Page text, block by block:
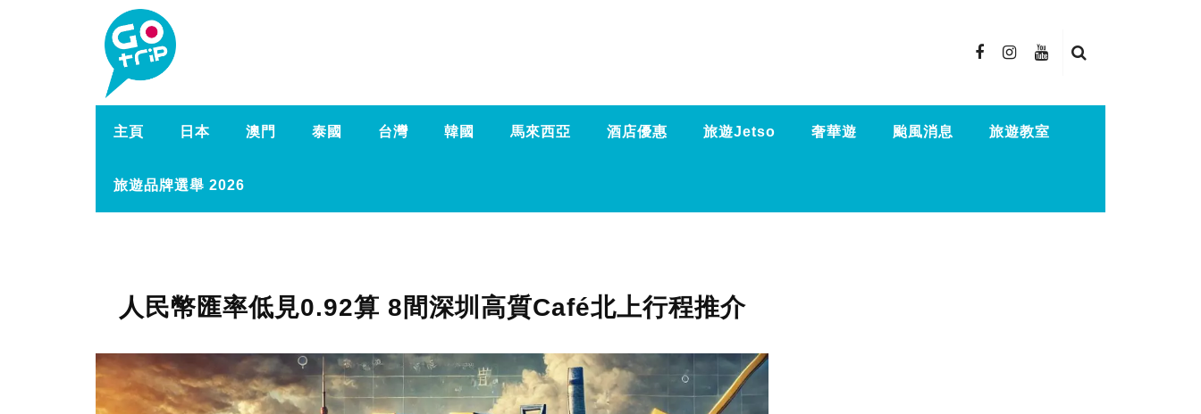
主頁 日本 澳門 泰國 台灣 韓國 馬來西亞 酒店優惠 旅遊Jetso 奢華遊 颱風消息 旅遊教室
旅遊品牌選舉 2026
人民幣匯率低見0.92算 8間深圳高質Café北上行程推介